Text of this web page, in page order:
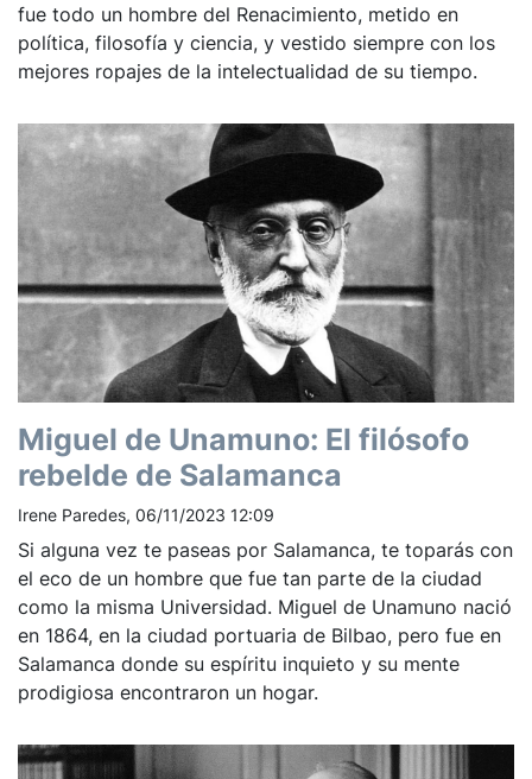
fue todo un hombre del Renacimiento, metido en
política, filosofía y ciencia, y vestido siempre con los
mejores ropajes de la intelectualidad de su tiempo.
Miguel de Unamuno: El filósofo
rebelde de Salamanca
Irene Paredes, 06/11/2023 12:09
Si alguna vez te paseas por Salamanca, te toparás con
el eco de un hombre que fue tan parte de la ciudad
como la misma Universidad. Miguel de Unamuno nació
en 1864, en la ciudad portuaria de Bilbao, pero fue en
Salamanca donde su espíritu inquieto y su mente
prodigiosa encontraron un hogar.